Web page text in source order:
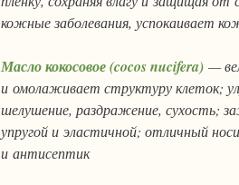
кожные заболевания, успокаивает
Масло кокосовое(cocos nucifera) —
и омолаживает структуру клеток;
шелушение, раздражение, сухость;
упругой и эластичной; отличный
и антисептик